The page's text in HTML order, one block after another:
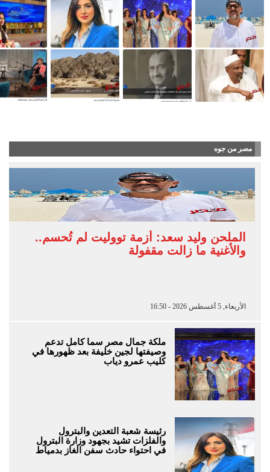
مصر من جوه
الملحن وليد سعد: أزمة تووليت لم تُحسم..
والأغنية ما زالت مقفولة
الأربعاء, 5 أغسطس 2026 - 16:50
ملكة جمال مصر سما كامل تدعم
وصيفتها لجين خليفة بعد ظهورها في
كليب عمرو دياب
رئيسة شعبة التعدين والبترول
والفلزات تشيد بجهود وزارة البترول
في احتواء حادث سفن الغاز بدمياط